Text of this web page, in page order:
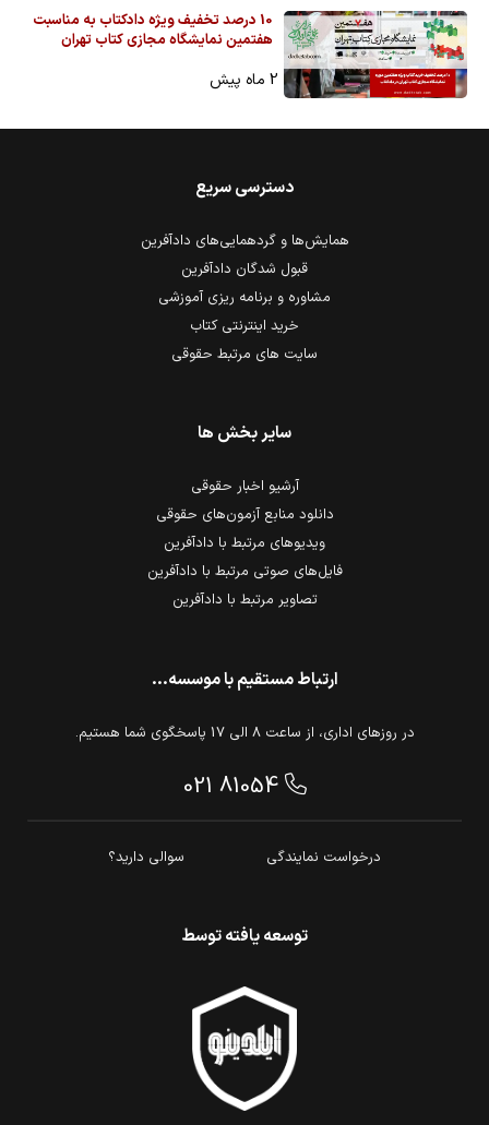
10 درصد تخفیف ویژه دادکتاب به مناسبت
هفتمین نمایشگاه مجازی کتاب تهران
2 ماه پیش
ارتباط مستقیم با موسسه...
در روزهای اداری، از ساعت 8 الی 17 پاسخگوی شما هستیم.
021 81054
درخواست نمایندگی سوالی دارید؟
دسترسی سریع
همایش‌ها و گردهمایی‌های دادآفرین
قبول شدگان دادآفرین
مشاوره و برنامه ریزی آموزشی
خرید اینترنتی کتاب
سایت های مرتبط حقوقی
سایر بخش ها
آرشیو اخبار حقوقی
دانلود منابع آزمون‌های حقوقی
ویدیوهای مرتبط با دادآفرین
فایل‌های صوتی مرتبط با دادآفرین
تصاویر مرتبط با دادآفرین
توسعه یافته توسط